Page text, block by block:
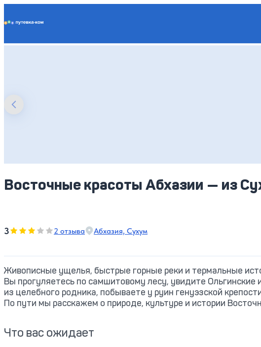
Восточные красоты Абхазии — из
3Оценка, количество звезд:3
2 отзыва Абхазия, Сухум
Живописные ущелья, быстрые горные реки и термальные
Вы прогуляетесь по самшитовому лесу, увидите
из целебного родника, побываете у руин генуэзской
По пути мы расскажем о природе, культуре и истории
Что вас ожидает